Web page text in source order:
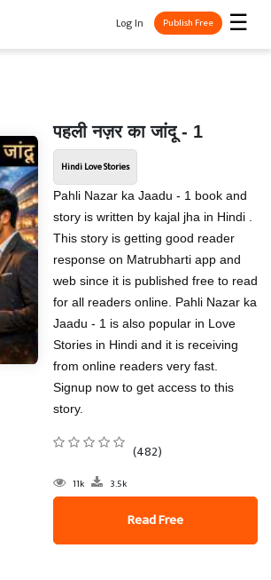
☰
Log In Publish Free
पहली नज़र का जांदू - 1
Hindi Love Stories
Pahli Nazar ka Jaadu - 1 book and
story is written by kajal jha in Hindi .
This story is getting good reader
response on Matrubharti app and
web since it is published free to read
for all readers online. Pahli Nazar ka
Jaadu - 1 is also popular in Love
Stories in Hindi and it is receiving
from online readers very fast.
Signup now to get access to this
story.
(482)
11k 3.5k
Read Free